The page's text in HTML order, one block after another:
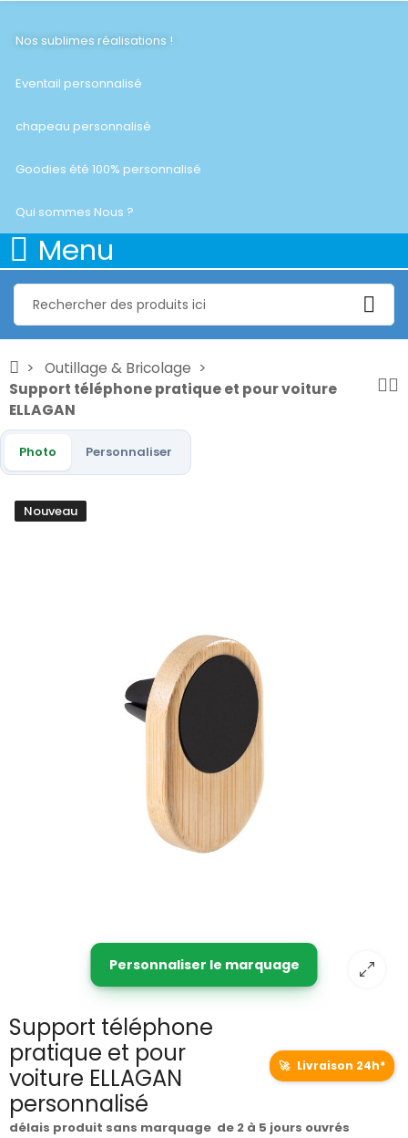
Nos sublimes réalisations !
Eventail personnalisé
chapeau personnalisé
Goodies été 100% personnalisé
Qui sommes Nous ?
Menu
Outillage & Bricolage
Support téléphone pratique et pour voiture
ELLAGAN
Photo Personnaliser
Nouveau
Personnaliser le marquage
Support téléphone
pratique et pour
voiture ELLAGAN
personnalisé
🚀 Livraison 24h*
délais produit sans marquage de 2 à 5 jours ouvrés